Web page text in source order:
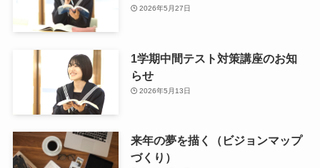
2026年5月27日
1学期中間テスト対策講座のお知
らせ
2026年5月13日
来年の夢を描く（ビジョンマップ
づくり）